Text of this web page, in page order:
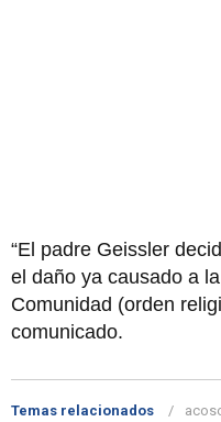
“El padre Geissler
el daño ya causado a
Comunidad (orden
comunicado.
Temas relacionados